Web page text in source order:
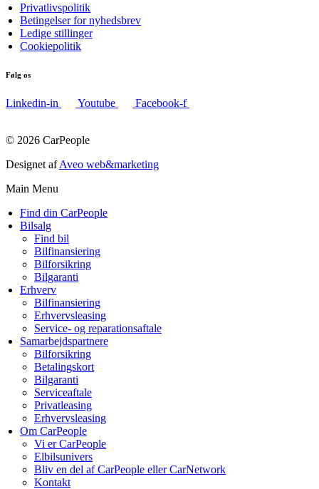
Privatlivspolitik
Betingelser for nyhedsbrev
Ledige stillinger
Cookiepolitik
Følg os
Linkedin-in Youtube Facebook-f
© 2026 CarPeople
Designet afAveo web&marketing
Main Menu
Find din CarPeople
Bilsalg
Find bil
Bilfinansiering
Bilforsikring
Bilgaranti
Erhverv
Bilfinansiering
Erhvervsleasing
Service- og reparationsaftale
Samarbejdspartnere
Bilforsikring
Betalingskort
Bilgaranti
Serviceaftale
Privatleasing
Erhvervsleasing
Om CarPeople
Vi er CarPeople
Elbilsunivers
Bliv en del af CarPeople eller CarNetwork
Kontakt